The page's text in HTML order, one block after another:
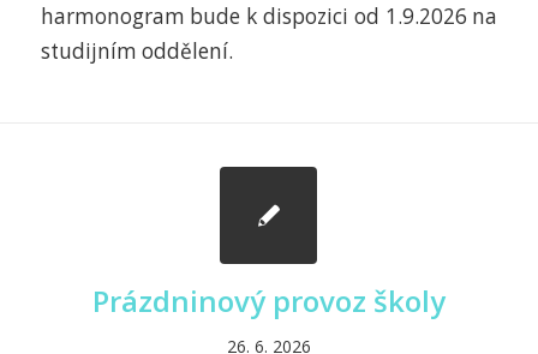
harmonogram bude k dispozici od 1.9.2026 na
studijním oddělení.
Prázdninový provoz školy
26. 6. 2026